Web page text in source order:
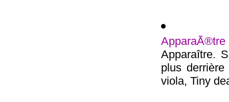
ApparaÃ®tre
Apparaître.
plus
viola, Tiny